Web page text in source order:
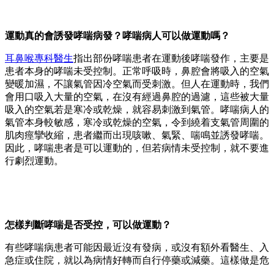
運動真的會誘發哮喘病發？哮喘病人可以做運動嗎？
耳鼻喉專科醫生指出部份哮喘患者在運動後哮喘發作，主要是
患者本身的哮喘未受控制。正常呼吸時，鼻腔會將吸入的空氣
變暖加濕，不讓氣管因冷空氣而受刺激。但人在運動時，我們
會用口吸入大量的空氣，在沒有經過鼻腔的過濾，這些被大量
吸入的空氣若是寒冷或乾燥，就容易刺激到氣管。哮喘病人的
氣管本身較敏感，寒冷或乾燥的空氣，令到繞着支氣管周圍的
肌肉痙攣收縮，患者繼而出現咳嗽、氣緊、喘鳴並誘發哮喘。
因此，哮喘患者是可以運動的，但若病情未受控制，就不要進
行劇烈運動。
怎樣判斷哮喘是否受控，可以做運動？
有些哮喘病患者可能因最近沒有發病，或沒有額外看醫生、入
急症或住院，就以為病情好轉而自行停藥或減藥。這樣做是危